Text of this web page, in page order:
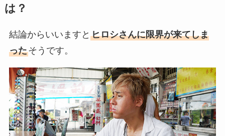
は？
結論からいいますと ヒロシさんに限界が来てしま
ったそうです。